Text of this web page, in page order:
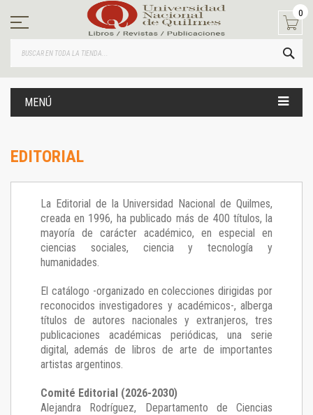
contenido
0
MENÚ
EDITORIAL
La Editorial de la Universidad Nacional de Quilmes,
creada en 1996, ha publicado más de 400 títulos, la
mayoría de carácter académico, en especial en
ciencias sociales, ciencia y tecnología y
humanidades.
El catálogo -organizado en colecciones dirigidas por
reconocidos investigadores y académicos-, alberga
títulos de autores nacionales y extranjeros, tres
publicaciones académicas periódicas, una serie
digital, además de libros de arte de importantes
artistas argentinos.
Comité Editorial (2026-2030)
Alejandra Rodríguez, Departamento de Ciencias